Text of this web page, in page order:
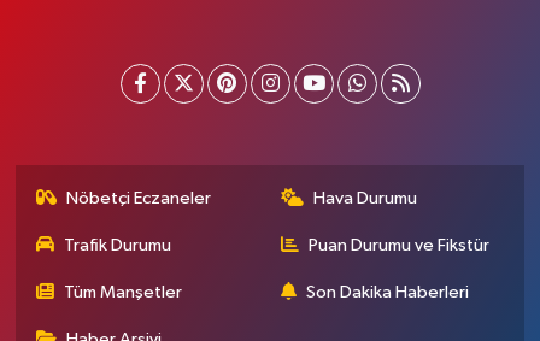
Nöbetçi Eczaneler Hava Durumu
Trafik Durumu Puan Durumu ve Fikstür
Tüm Manşetler Son Dakika Haberleri